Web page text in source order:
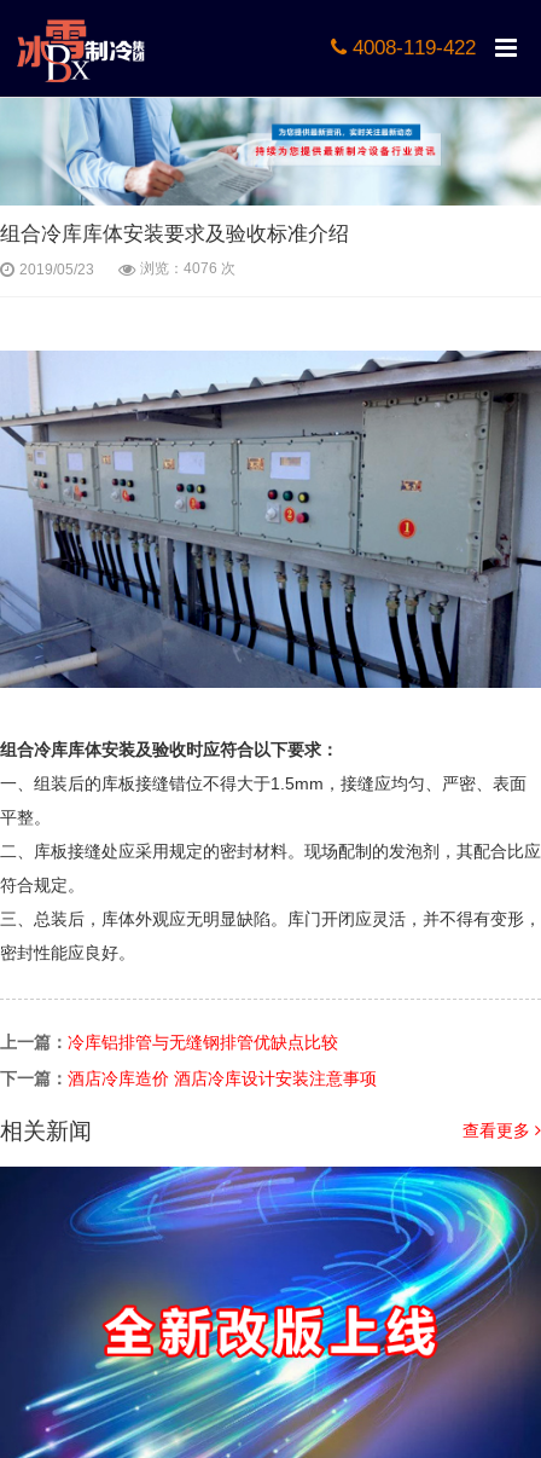
4008-119-422
组合冷库库体安装要求及验收标准介绍
2019/05/23 浏览：4076 次
组合冷库库体安装及验收时应符合以下要求：
一、组装后的库板接缝错位不得大于1.5mm，接缝应均匀、严密、表面
平整。
二、库板接缝处应采用规定的密封材料。现场配制的发泡剂，其配合比应
符合规定。
三、总装后，库体外观应无明显缺陷。库门开闭应灵活，并不得有变形，
密封性能应良好。
上一篇： 冷库铝排管与无缝钢排管优缺点比较
下一篇： 酒店冷库造价 酒店冷库设计安装注意事项
相关新闻 查看更多